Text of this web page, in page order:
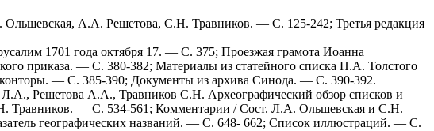
A.A. Решетова, С.Н. Травников. — С. 125-242; Третья редакция
1701 года октября 17. — С. 375; Проезжая грамота Иоанна
приказа. — С. 380-382; Материалы из статейного списка П.А. Толстого
— С. 385-390; Документы из архива Синода. — С. 390-392.
Решетова A.A., Травников С.Н. Археографический обзор списков и
Травников. — С. 534-561; Комментарии / Сост. Л.А. Ольшевская и С.Н.
географических названий. — С. 648- 662; Список иллюстраций. — С.